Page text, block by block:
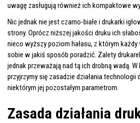
uwagę zasługują również ich kompaktowe
Nic jednak nie jest czarno-białe i drukarki
strony. Oprócz niższej jakości druku ich
nieco wyższy poziom hałasu, z którym każdy
sobie w jakiś sposób poradzić. Zalety
jednak przeważają nad tą ich drobną wadą.
przyjrzymy się zasadzie działania technologii
niektórym jej pozostałym parametrom.
Zasada działania